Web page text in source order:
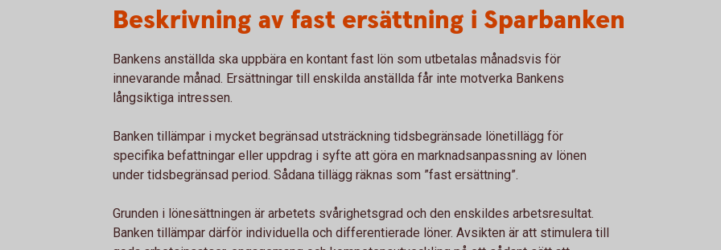
Beskrivning av fast ersättning i Sparbanken
Bankens anställda ska uppbära en kontant fast lön som utbetalas månadsvis för
innevarande månad. Ersättningar till enskilda anställda får inte motverka Bankens
långsiktiga intressen.
Banken tillämpar i mycket begränsad utsträckning tidsbegränsade lönetillägg för
specifika befattningar eller uppdrag i syfte att göra en marknadsanpassning av lönen
under tidsbegränsad period. Sådana tillägg räknas som ”fast ersättning”.
Grunden i lönesättningen är arbetets svårighetsgrad och den enskildes arbetsresultat.
Banken tillämpar därför individuella och differentierade löner. Avsikten är att stimulera till